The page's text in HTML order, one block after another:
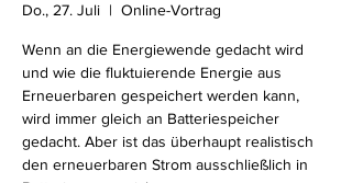
Do., 27. Juli
  |
Online-Vortrag
Wenn an die Energiewende gedacht wird
und wie die fluktuierende Energie aus
Erneuerbaren gespeichert werden kann,
wird immer gleich an Batteriespeicher
gedacht. Aber ist das überhaupt realistisch
den erneuerbaren Strom ausschließlich in